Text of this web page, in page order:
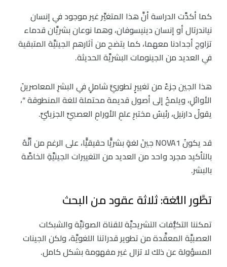
كما أكدَّت الدراسة أنَّ هذا المتغيِّر غير موجود في إنسان
نياندرتال أو إنسان دينيسوفان، وهما نوعان بشريَّان قدماء
تزاوج أجدادنا معهما، كما يتضح من آثارهم الجينيَّة المتبقية
في العديد من الجينومات البشريَّة الحديثة.
هذا الجين جزءٌ من تغييرٍ تطوريٍّ شاملٍ في البشرِ المعاصرينَ
الأوائلِ، ويلمحُ إلى أصول قديمة محتملة للغة المنطوقة “،
يقولُ دارنيل، رئيسُ مختبرِ علمِ الأورامِ العصبيِّ الجزيئيِّ.
قد يكونُ NOVA1 جينَ لغةٍ بشريًّا حقيقيًّا، على الرغم من أنَّهُ
بالتأكيد مجرد واحد من العديد من التغييرات الجينيَّةِ الخاصَّة
بالبشر.
تطَّور اللُّغة: ثلاثة عقود من البحث
تمكننا التكيُّفات التشريحيَّة للقناة الصوتيَّة والشبكات
العصبيَّة المعقَّدة من تطوير قدراتنا اللغويَّة، ولكن الجينات
المسؤولة عن ذلك لا تزال غير مفهومة بشكل كامل.